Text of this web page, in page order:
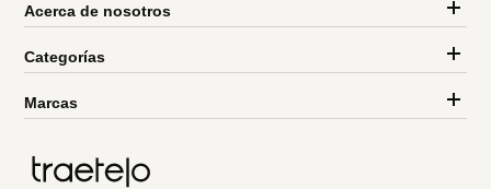
Acerca de nosotros
Categorías
Marcas